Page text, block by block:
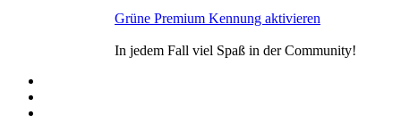
Grüne Premium Kennung aktivieren
In jedem Fall viel Spaß in der Community!